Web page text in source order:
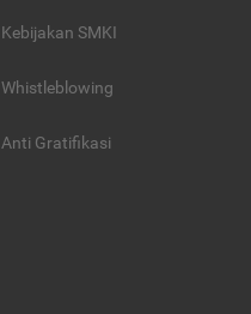
Kebijakan SMKI
Whistleblowing
Anti Gratifikasi